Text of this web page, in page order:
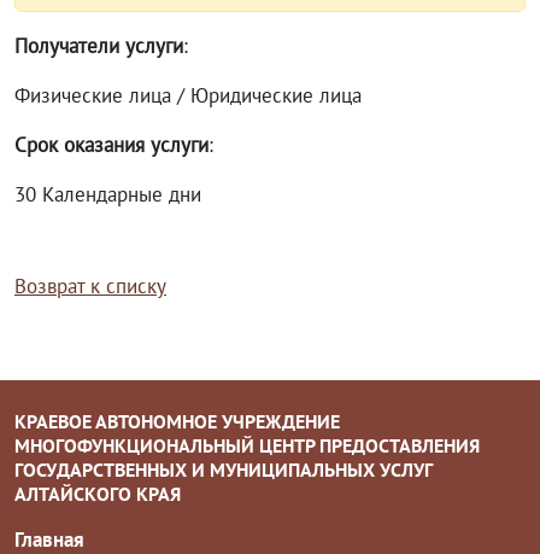
Получатели услуги:
Физические лица / Юридические лица
Срок оказания услуги:
30 Календарные дни
Возврат к списку
КРАЕВОЕ АВТОНОМНОЕ УЧРЕЖДЕНИЕ
МНОГОФУНКЦИОНАЛЬНЫЙ ЦЕНТР ПРЕДОСТАВЛЕНИЯ
ГОСУДАРСТВЕННЫХ И МУНИЦИПАЛЬНЫХ УСЛУГ
АЛТАЙСКОГО КРАЯ
Главная